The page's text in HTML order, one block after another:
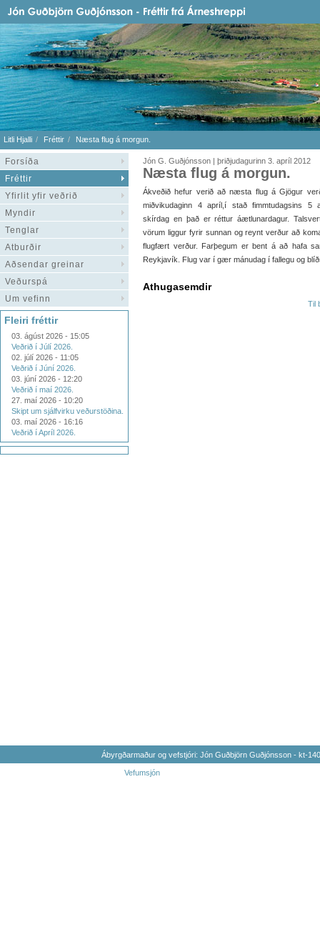
Litli Hjalli Fréttir Næsta flug á morgun.
Forsíða
Fréttir
Yfirlit yfir veðrið
Myndir
Tenglar
Atburðir
Aðsendar greinar
Veðurspá
Um vefinn
Fleiri fréttir
03. ágúst 2026 - 15:05
Veðrið í Júlí 2026.
02. júlí 2026 - 11:05
Veðrið í Júní 2026.
03. júní 2026 - 12:20
Veðrið í maí 2026.
27. maí 2026 - 10:20
Skipt um sjálfvirku veðurstöðina.
03. maí 2026 - 16:16
Veðrið í Apríl 2026.
Jón G. Guðjónsson | þriðjudagurinn 3. apríl 2012
Næsta flug á morgun.
Ákveðið hefur verið að næsta flug á Gjögur
miðvikudaginn 4 apríl,í stað fimmtudagsins 5
skírdag en það er réttur áætlunardagur.
vörum liggur fyrir sunnan og reynt verður að
flugfært verður. Farþegum er bent á að hafa
Reykjavík. Flug var í gær mánudag í fallegu og
Athugasemdir
Til
Ábyrgðarmaður og vefstjóri: Jón Guðbjörn Guðjónsson - kt-
Vefumsjón